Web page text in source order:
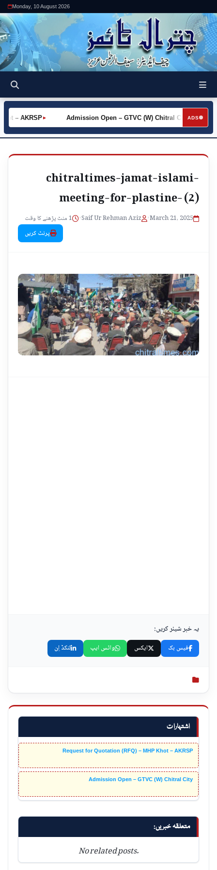
Monday, 10 August 2026
ADS
►
– AKRSP ►
Admission Open – GTVC (W) Chitral City
اشتہارات
Request for Quotation (RFQ) – MHP Khot – AKRSP
Admission Open – GTVC (W) Chitral City
متعلقہ خبریں:
No related posts.
chitraltimes-jamat-islami-
meeting-for-plastine- (2)
March 21, 2025
•
Saif Ur Rehman Aziz
•
1 منٹ پڑھنے کا وقت
پرنٹ کریں
یہ خبر شیئر کریں:
فیس بک ایکس واٹس ایپ لنکڈ اِن